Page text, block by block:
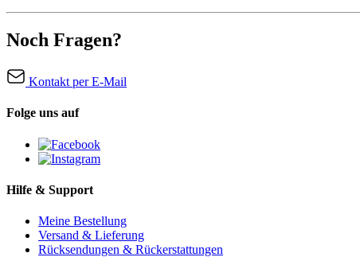
Noch Fragen?
Kontakt per E-Mail
Folge uns auf
Hilfe & Support
Meine Bestellung
Versand & Lieferung
Rücksendungen & Rückerstattungen